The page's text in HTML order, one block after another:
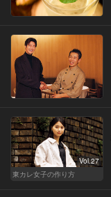
Vol.27
東カレ女子の作り方